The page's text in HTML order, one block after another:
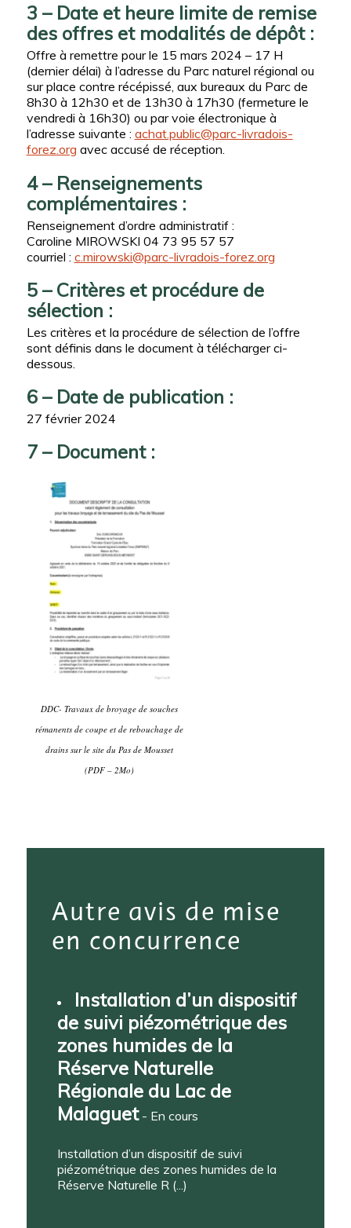
3 – Date et heure limite de remise
des offres et modalités de dépôt :
Offre à remettre pour le 15 mars 2024 – 17 H
(dernier délai) à l’adresse du Parc naturel régional ou
sur place contre récépissé, aux bureaux du Parc de
8h30 à 12h30 et de 13h30 à 17h30 (fermeture le
vendredi à 16h30) ou par voie électronique à
l’adresse suivante : achat.public@parc-livradois-
forez.org avec accusé de réception.
4 – Renseignements
complémentaires :
Renseignement d’ordre administratif :
Caroline MIROWSKI 04 73 95 57 57
courriel : c.mirowski@parc-livradois-forez.org
5 – Critères et procédure de
sélection :
Les critères et la procédure de sélection de l’offre
sont définis dans le document à télécharger ci-
dessous.
6 – Date de publication :
27 février 2024
7 – Document :
DDC- Travaux de broyage de souches
rémanents de coupe et de rebouchage de
drains sur le site du Pas de Mousset
(PDF – 2Mo)
Autre avis de mise
en concurrence
Installation d’un dispositif
de suivi piézométrique des
zones humides de la
Réserve Naturelle
Régionale du Lac de
Malaguet- En cours
Installation d’un dispositif de suivi
piézométrique des zones humides de la
Réserve Naturelle R (...)